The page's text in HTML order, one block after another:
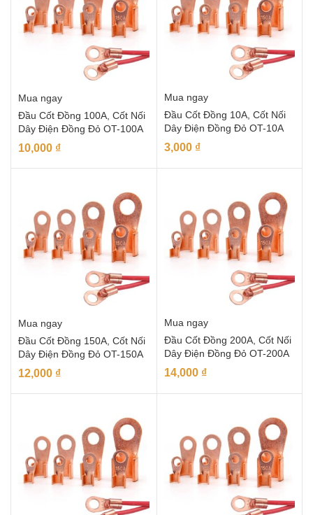
Mua ngay
Đầu Cốt Đồng 100A, Cốt Nối
Dây Điện Đồng Đỏ OT-100A
10,000 ₫
Mua ngay
Đầu Cốt Đồng 10A, Cốt Nối
Dây Điện Đồng Đỏ OT-10A
3,000 ₫
Mua ngay
Đầu Cốt Đồng 150A, Cốt Nối
Dây Điện Đồng Đỏ OT-150A
12,000 ₫
Mua ngay
Đầu Cốt Đồng 200A, Cốt Nối
Dây Điện Đồng Đỏ OT-200A
14,000 ₫